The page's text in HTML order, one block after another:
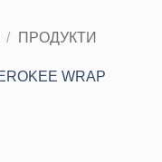
/ ПРОДУКТИ